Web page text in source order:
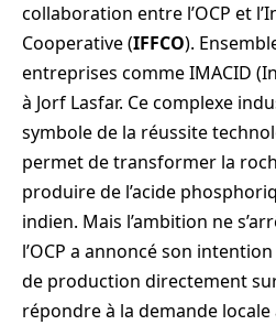
collaboration entre l’OCP et
Cooperative (IFFCO).
entreprises comme IMACID
à Jorf Lasfar. Ce complexe
symbole de la réussite
permet de transformer la
produire de l’acide
indien. Mais l’ambition ne
l’OCP a annoncé son
de production directement
répondre à la demande